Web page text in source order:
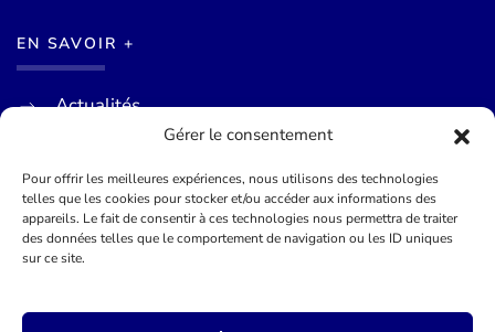
Gérer le consentement
Pour offrir les meilleures expériences, nous utilisons des technologies
telles que les cookies pour stocker et/ou accéder aux informations des
appareils. Le fait de consentir à ces technologies nous permettra de traiter
des données telles que le comportement de navigation ou les ID uniques
sur ce site.
EN SAVOIR +
Actualités
Agenda des événements
Mentions légales
Conditions générales